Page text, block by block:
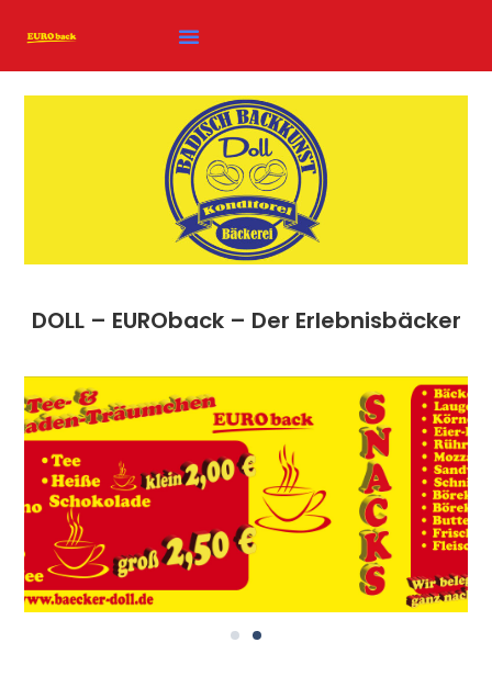
DOLL – EUROback – Der Erlebnisbäcker